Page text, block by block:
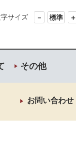
サイズ － 標準 ＋
その他
お問い合わせ